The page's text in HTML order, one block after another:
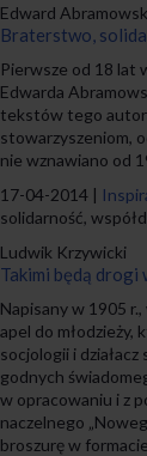
Edward
Braterstwo,
Pierwsze od 18 lat
Edwarda
tekstów tego
stowarzyszeniom,
nie wznawiano od
17-04-2014 |
solidarność,
Ludwik Krzywicki
Takimi będą drogi
Napisany w 1905
apel do
socjologii i
godnych
w opracowaniu i z
naczelnego
broszurę w